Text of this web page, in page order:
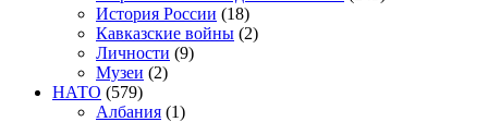
История России (18)
Кавказские войны (2)
Личности (9)
Музеи (2)
НАТО (579)
Албания (1)